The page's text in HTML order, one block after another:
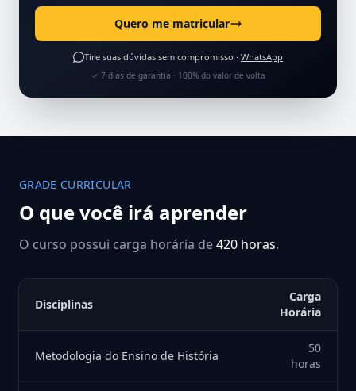
Quero me matricular
Tire suas dúvidas sem compromisso · WhatsApp
✓ 7 dias de garantia · 100% do valor de volta
GRADE CURRICULAR
O que você irá aprender
O curso possui carga horária de420 horas.
Disciplinas
Carga
Horária
Metodologia do Ensino de História
50
horas